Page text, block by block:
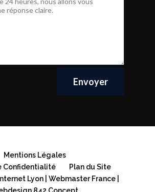
Envoyer
Mentions Légales
Confidentialité
Plan du Site
Lyon | Webmaster France |